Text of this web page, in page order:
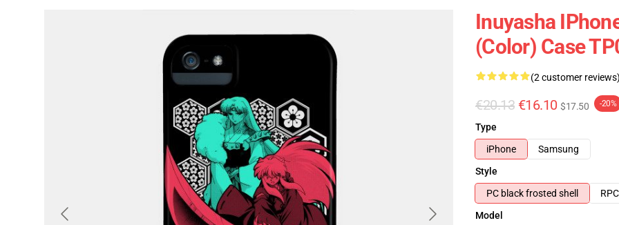
Inuyasha
(color) Case
(2 customer reviews)
€20.13 €16.10 $17.50 -20%
Type
iPhone
Samsung
Style
PC black frosted shell
Model